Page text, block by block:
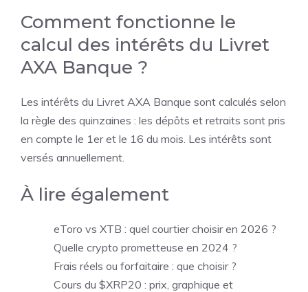
Comment fonctionne le
calcul des intérêts du Livret
AXA Banque ?
Les intérêts du Livret AXA Banque sont calculés selon
la règle des quinzaines : les dépôts et retraits sont pris
en compte le 1er et le 16 du mois. Les intérêts sont
versés annuellement.
À lire également
eToro vs XTB : quel courtier choisir en 2026 ?
Quelle crypto prometteuse en 2024 ?
Frais réels ou forfaitaire : que choisir ?
Cours du $XRP20 : prix, graphique et